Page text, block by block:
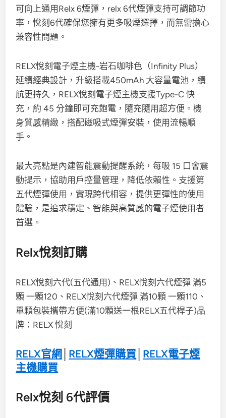
可向上通用Relx 6煙彈，relx 6代煙彈支持可調節功
率，悅刻6代確保您擁有更多吸煙選擇，而無需擔心
兼容性問題。
RELX悅刻電子煙主機-岩石咖啡色（Infinity Plus）
延續經典設計，升級搭載450mAh 大容量電池，續
航更持久，RELX悅刻電子煙主機支援Type-C 快
充，約 45 分鐘即可充飽電，隨充隨用超方便。機
身質感精緻，搭配磁吸式煙彈安裝，使用流暢順
手。
最大亮點是內建智能震動提醒系統，每吸 15 口會震
動提示，協助用戶控量管理，降低依賴性。支援第
五代煙彈使用，實現跨代相容，提供更彈性的使用
體驗，是追求穩定、智能與高質感的電子煙使用者
首選。
Relx悅刻訂購
RELX悅刻六代(五代通用)、RELX悅刻六代煙彈 滿5
顆 一顆120、RELX悅刻六代煙彈 滿10顆 一顆110、
單顆包裝攜帶方便(滿10顆送一根RELX五代桿子)品
牌：RELX 悅刻
RELX官網 RELX煙彈購買 RELX電子煙
主機購買
Relx悅刻 6代評價